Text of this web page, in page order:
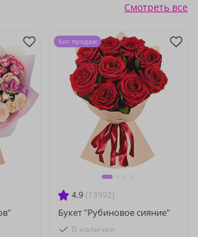
Смотреть все
4.9 (13992)
Букет "Рубиновое сияние"
В наличии
Хит продаж